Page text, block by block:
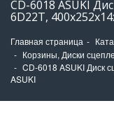
CD-6018 ASUKI
6D22T,
Главная страница
Корзины, Диски
CD-6018 ASUKI Диск
ASUKI